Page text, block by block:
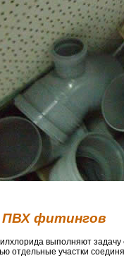
ПВХ фитингов
выполняют
отдельные участки